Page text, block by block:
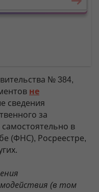
№ 384,
не
сведения
за
в
(ФНС), Росреестре,
(в том